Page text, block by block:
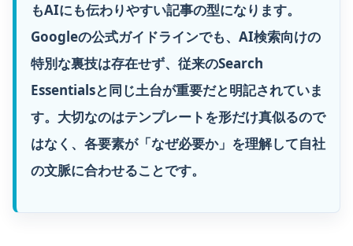
もAIにも伝わりやすい記事の型になります。
Googleの公式ガイドラインでも、AI検索向けの
特別な裏技は存在せず、従来のSearch
Essentialsと同じ土台が重要だと明記されていま
す。大切なのはテンプレートを形だけ真似るので
はなく、各要素が「なぜ必要か」を理解して自社
の文脈に合わせることです。